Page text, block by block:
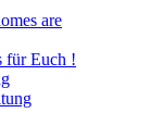
are
für Euch !